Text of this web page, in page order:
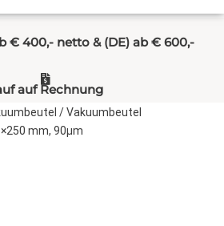
€ 400,- netto & (DE) ab € 600,-
auf Rechnung
/Vakuumbeutel
mm, 90µm